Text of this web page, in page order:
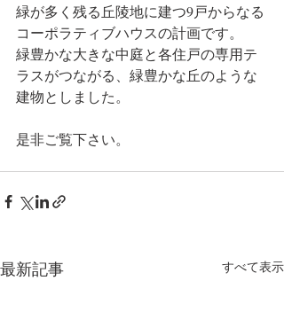
緑が多く残る丘陵地に建つ9戸からなる
コーポラティブハウスの計画です。
緑豊かな大きな中庭と各住戸の専用テ
ラスがつながる、緑豊かな丘のような
建物としました。
是非ご覧下さい。
最新記事 すべて表示